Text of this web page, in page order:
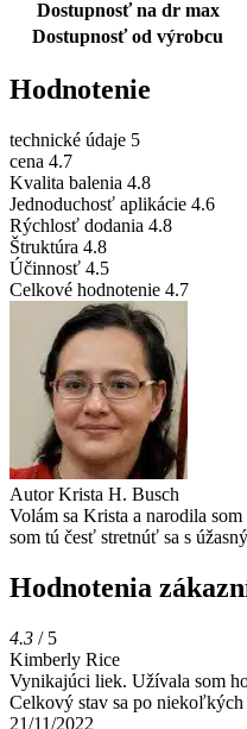
Dostupnosť na dr max
Dostupnosť od výrobcu
Hodnotenie
technické údaje 5
cena 4.7
Kvalita balenia 4.8
Jednoduchosť aplikácie 4.6
Rýchlosť dodania 4.8
Štruktúra 4.8
Účinnosť 4.5
Celkové hodnotenie 4.7
Autor Krista H. Busch
Volám sa Krista a narodila
som tú česť stretnúť sa s
Hodnotenia
4.3 / 5
Kimberly Rice
Vynikajúci liek. Užívala som
Celkový stav sa po niekoľkých
21/11/2022